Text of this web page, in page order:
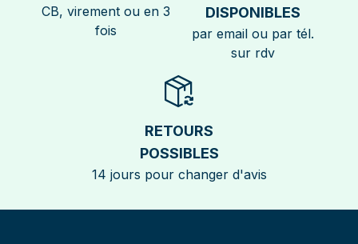
CB, virement ou en 3
fois
DISPONIBLES
par email ou par tél.
sur rdv
RETOURS
POSSIBLES
14 jours pour changer d'avis